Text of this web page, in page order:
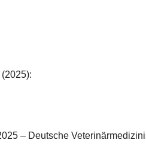
(2025):
– Deutsche